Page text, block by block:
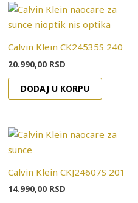
Trenutna
Calvin Klein CK24535S 240
20.990,00 RSD
DODAJ U KORPU
Calvin Klein CKJ24607S 201
14.990,00 RSD